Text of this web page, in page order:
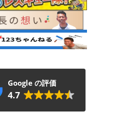
Google の評価
4.7